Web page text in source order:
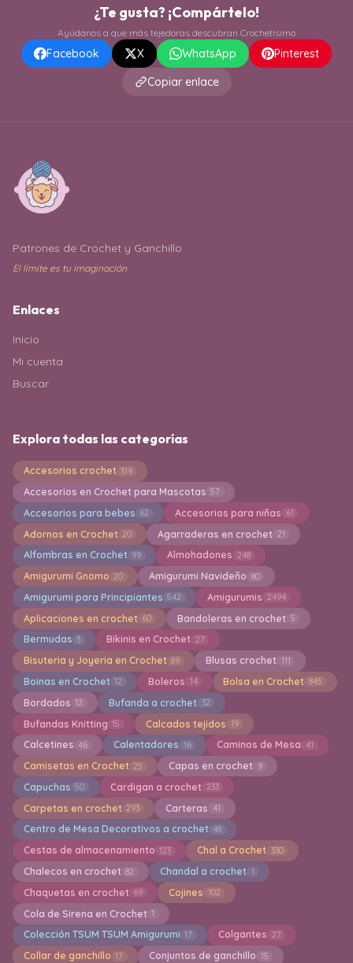
¿Te gusta? ¡Compártelo!
Ayúdanos a que más tejedoras descubran Crochetísimo
Facebook X WhatsApp
Pinterest
Copiar enlace
Patrones de Crochet y Ganchillo
El límite es tu imaginación
Enlaces
Inicio
Mi cuenta
Buscar
Explora todas las categorías
Accesorios crochet 319
Accesorios en Crochet para Mascotas 57
Accesorios para bebes 62 Accesorios para niñas 61
Adornos en Crochet 20 Agarraderas en crochet 21
Alfombras en Crochet 99 Almohadones 248
Amigurumi Gnomo 20 Amigurumi Navideño 80
Amigurumi para Principiantes 542 Amigurumis 2494
Aplicaciones en crochet 60 Bandoleras en crochet 5
Bermudas 3 Bikinis en Crochet 27
Bisuteria y Joyeria en Crochet 89 Blusas crochet 111
Boinas en Crochet 12 Boleros 14 Bolsa en Crochet 845
Bordados 12 Bufanda a crochet 32
Bufandas Knitting 15 Calcados tejidos 19
Calcetines 46 Calentadores 16 Caminos de Mesa 41
Camisetas en Crochet 25 Capas en crochet 9
Capuchas 50 Cardigan a crochet 233
Carpetas en crochet 293 Carteras 41
Centro de Mesa Decorativos a crochet 48
Cestas de almacenamiento 123 Chal a Crochet 330
Chalecos en crochet 82 Chandal a crochet 1
Chaquetas en crochet 69 Cojines 102
Cola de Sirena en Crochet 1
Colección TSUM TSUM Amigurumi 17 Colgantes 27
Collar de ganchillo 17 Conjuntos de ganchillo 15